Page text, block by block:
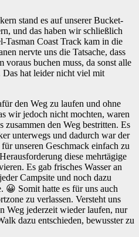
stand es auf unserer Bucket-
und das haben wir schließlich
Tasman Coast Track kam in die
nervte uns die Tatsache, dass
voraus buchen muss, da sonst alle
Das hat leider nicht viel mit
den Weg zu laufen und ohne
wir jedoch nicht mochten, waren
zusammen den Weg bestritten. Es
unterwegs und dadurch war der
unseren Geschmack einfach zu
diese mehrtägige
Es gab frisches Wasser an
Campsite und noch dazu
😀 Somit hatte es für uns auch
zu verlassen. Versteht uns
Weg jederzeit wieder laufen, nur
dazu entschieden, bewusster zu